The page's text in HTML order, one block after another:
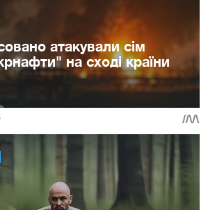
атакували сім
на сході країни